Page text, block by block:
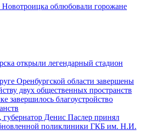
облюбовали горожане